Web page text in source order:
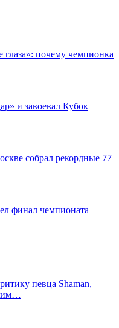
глаза»: почему чемпионка
и завоевал Кубок
собрал рекордные 77
финал чемпионата
певца Shaman,